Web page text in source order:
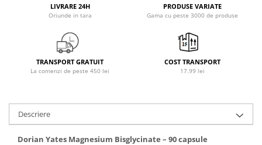
Power System
Pro Supps
Puritan`s Pride
Raw Nutrition
LIVRARE 24H
Oriunde in tara
PRODUSE VARIATE
Gama cu peste 3000 de produse
TRANSPORT GRATUIT
La comenzi de peste 450 lei
COST TRANSPORT
17.99 lei
Descriere
Dorian Yates Magnesium Bisglycinate – 90 capsule